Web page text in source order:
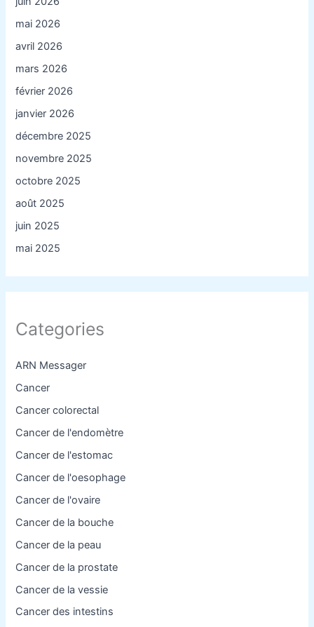
mai 2026
avril 2026
mars 2026
février 2026
janvier 2026
décembre 2025
novembre 2025
octobre 2025
août 2025
juin 2025
mai 2025
Categories
ARN Messager
Cancer
Cancer colorectal
Cancer de l'endomètre
Cancer de l'estomac
Cancer de l'oesophage
Cancer de l'ovaire
Cancer de la bouche
Cancer de la peau
Cancer de la prostate
Cancer de la vessie
Cancer des intestins